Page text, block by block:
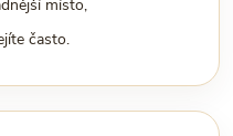
místo,
často.